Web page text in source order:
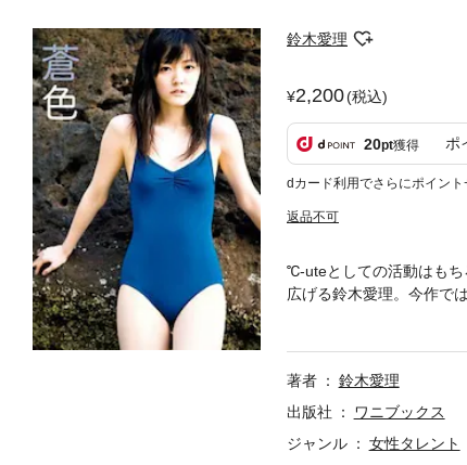
鈴木愛理
2,200(税込)
20pt獲得 ポ
dカード利用でさらにポイント
返品不可
℃‐uteとしての活動はも
広げる鈴木愛理。今作で
る街並みで切り取られた
著者
鈴木愛理
出版社
ワニブックス
ジャンル
女性タレント